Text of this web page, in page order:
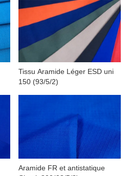
Tissu Aramide Léger ESD uni
150 (93/5/2)
Aramide FR et antistatique